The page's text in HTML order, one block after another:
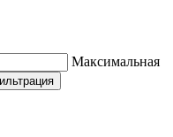
Максимальная